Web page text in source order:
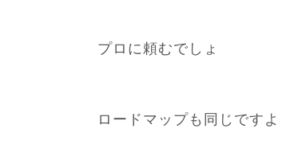
プロに頼むでしょ
ロードマップも同じですよ